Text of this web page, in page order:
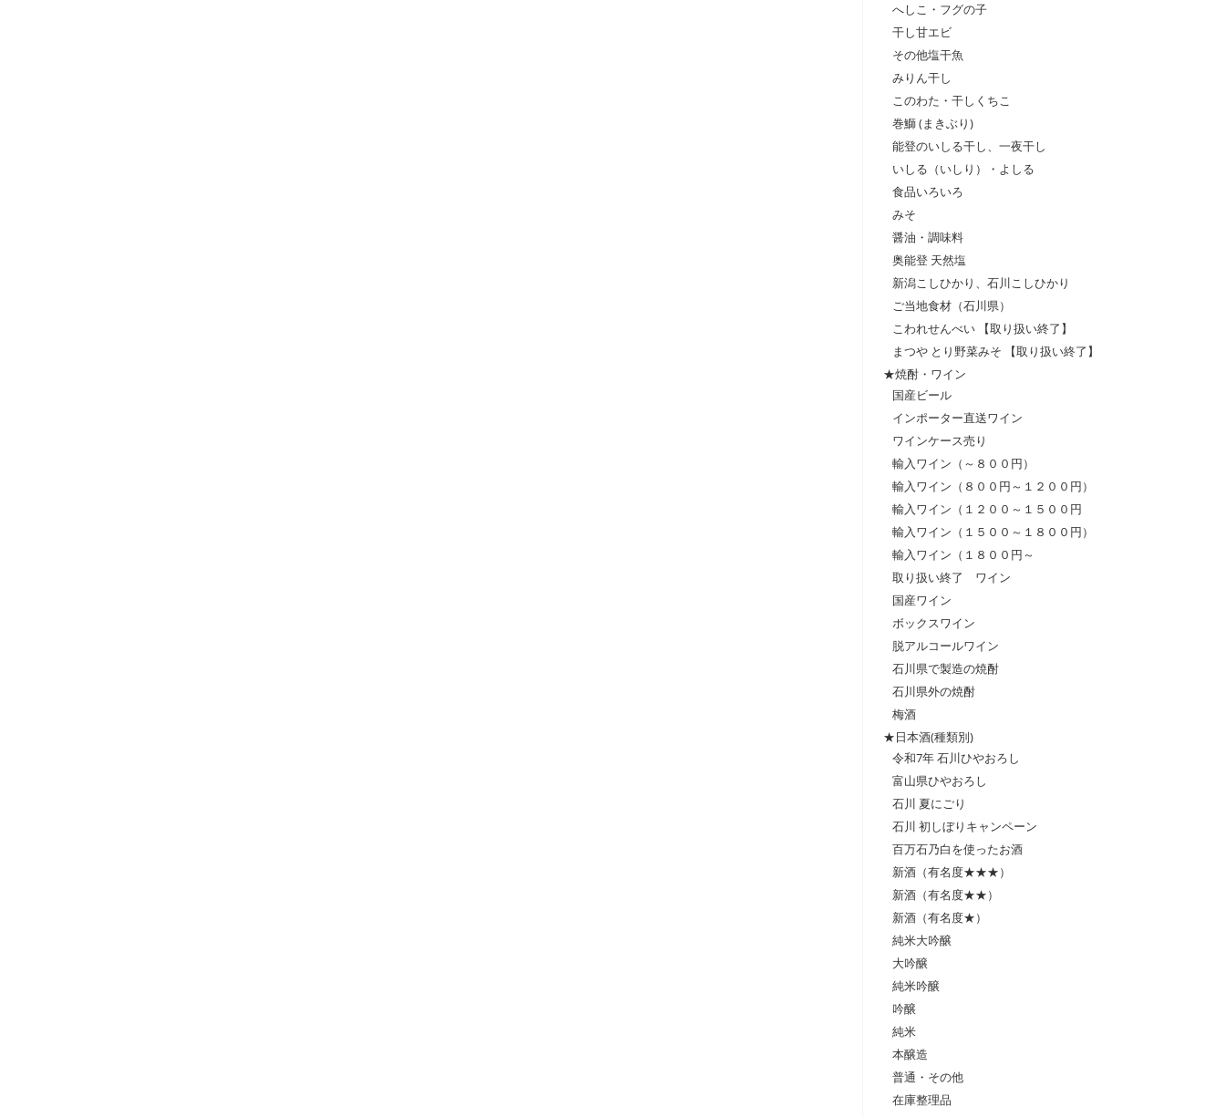
へしこ・フグの子
干し甘エビ
その他塩干魚
みりん干し
このわた・干しくちこ
巻鰤 (まきぶり)
能登のいしる干し、一夜干し
いしる（いしり）・よしる
食品いろいろ
みそ
醤油・調味料
奥能登 天然塩
新潟こしひかり、石川こしひかり
ご当地食材（石川県）
こわれせんべい 【取り扱い終了】
まつや とり野菜みそ 【取り扱い終了】
★焼酎・ワイン
国産ビール
インポーター直送ワイン
ワインケース売り
輸入ワイン（～８００円）
輸入ワイン（８００円～１２００円）
輸入ワイン（１２００～１５００円
輸入ワイン（１５００～１８００円）
輸入ワイン（１８００円～
取り扱い終了 ワイン
国産ワイン
ボックスワイン
脱アルコールワイン
石川県で製造の焼酎
石川県外の焼酎
梅酒
★日本酒(種類別)
令和7年 石川ひやおろし
富山県ひやおろし
石川 夏にごり
石川 初しぼりキャンペーン
百万石乃白を使ったお酒
新酒（有名度★★★）
新酒（有名度★★）
新酒（有名度★）
純米大吟醸
大吟醸
純米吟醸
吟醸
純米
本醸造
普通・その他
在庫整理品